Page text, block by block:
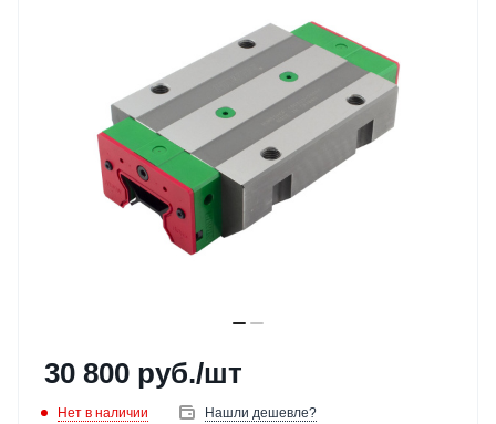
30 800 руб./шт
Нет в наличии Нашли дешевле?